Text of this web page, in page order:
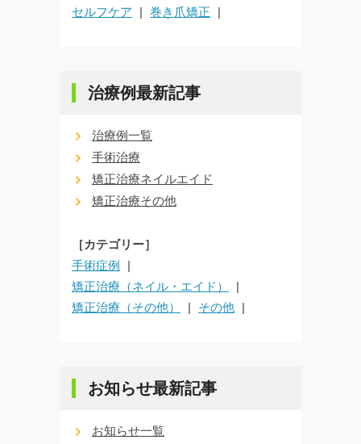
セルフケア
巻き爪矯正
治療例最新記事
治療例一覧
手術治療
矯正治療ネイルエイド
矯正治療その他
［カテゴリー］
手術症例
矯正治療（ネイル・エイド）
矯正治療（その他）
その他
お知らせ最新記事
お知らせ一覧